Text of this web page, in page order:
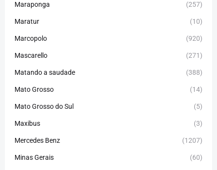
Maraponga (257)
Maratur (10)
Marcopolo (920)
Mascarello (271)
Matando a saudade (388)
Mato Grosso (14)
Mato Grosso do Sul (5)
Maxibus (3)
Mercedes Benz (1207)
Minas Gerais (60)